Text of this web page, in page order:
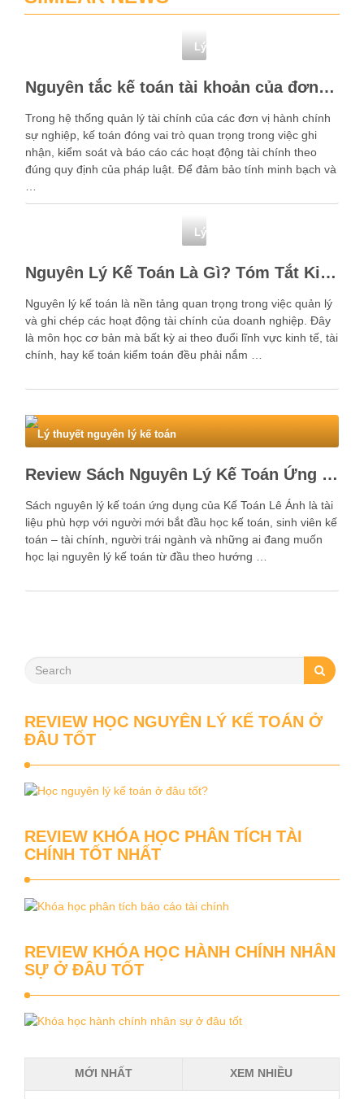
Lý thuyết nguyên lý kế toán
Nguyên tắc kế toán tài khoản của đơn vị hành chính sự nghiệp theo thông tư 24
Trong hệ thống quản lý tài chính của các đơn vị hành chính
sự nghiệp, kế toán đóng vai trò quan trọng trong việc ghi
nhận, kiểm soát và báo cáo các hoạt động tài chính theo
đúng quy định của pháp luật. Để đảm bảo tính minh bạch và
Lý thuyết nguyên lý kế toán
Nguyên Lý Kế Toán Là Gì? Tóm Tắt Kiến Thức Nguyên Lý Kế Toán
Nguyên lý kế toán là nền tảng quan trọng trong việc quản lý
và ghi chép các hoạt động tài chính của doanh nghiệp. Đây
là môn học cơ bản mà bất kỳ ai theo đuổi lĩnh vực kinh tế, tài
chính, hay kế toán kiểm toán đều phải nắm …
Lý thuyết nguyên lý kế toán
Review Sách Nguyên Lý Kế Toán Ứng Dụng Kế Toán Lê Ánh
Sách nguyên lý kế toán ứng dụng của Kế Toán Lê Ánh là tài
liệu phù hợp với người mới bắt đầu học kế toán, sinh viên kế
toán – tài chính, người trái ngành và những ai đang muốn
học lại nguyên lý kế toán từ đầu theo hướng …
REVIEW HỌC NGUYÊN LÝ KẾ TOÁN Ở
ĐÂU TỐT
REVIEW KHÓA HỌC PHÂN TÍCH TÀI
CHÍNH TỐT NHẤT
REVIEW KHÓA HỌC HÀNH CHÍNH NHÂN
SỰ Ở ĐÂU TỐT
MỚI NHẤT XEM NHIỀU